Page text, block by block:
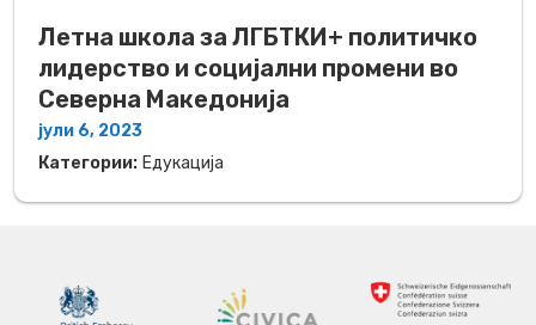
Летна школа за ЛГБТКИ+ политичко
лидерство и социјални промени во
Северна Македонија
јули 6, 2023
Категории: Едукација